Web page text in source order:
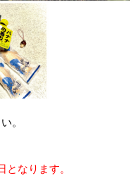
。
なります。